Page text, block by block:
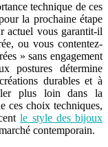
technique de ces
la prochaine étape
actuel vous garantit-il
ou vous contentez-
» sans engagement
postures détermine
durables et à
plus loin dans la
ces choix techniques,
le style des bijoux
contemporain.